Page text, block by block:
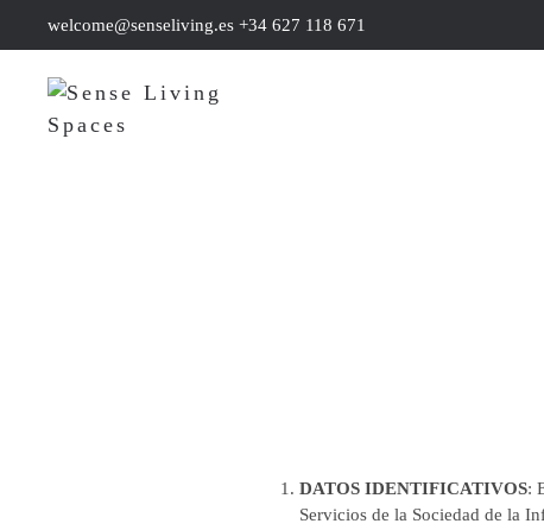
welcome@senseliving.es +34 627 118 671
DATOS IDENTIFICATIVOS:
Servicios de la Sociedad de la